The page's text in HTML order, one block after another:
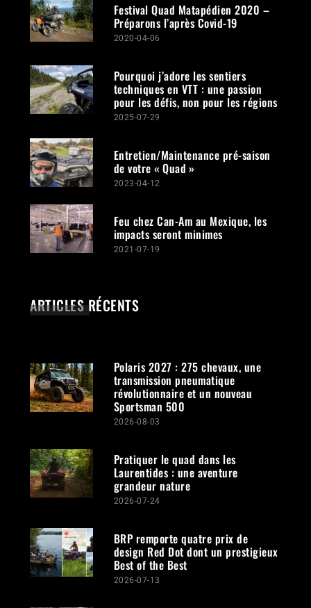
Festival Quad Matapédien 2020 –
Préparons l’après Covid-19
2020-04-06
Pourquoi j’adore les sentiers
techniques en VTT : une passion
pour les défis, non pour les régions
2025-07-29
Entretien/Maintenance pré-saison
de votre « Quad »
2023-04-12
Feu chez Can-Am au Mexique, les
impacts seront minimes
2021-07-19
ARTICLES RÉCENTS
Polaris 2027 : 275 chevaux, une
transmission pneumatique
révolutionnaire et un nouveau
Sportsman 500
2026-08-03
Pratiquer le quad dans les
Laurentides : une aventure
grandeur nature
2026-07-24
BRP remporte quatre prix de
design Red Dot dont un prestigieux
Best of the Best
2026-07-13